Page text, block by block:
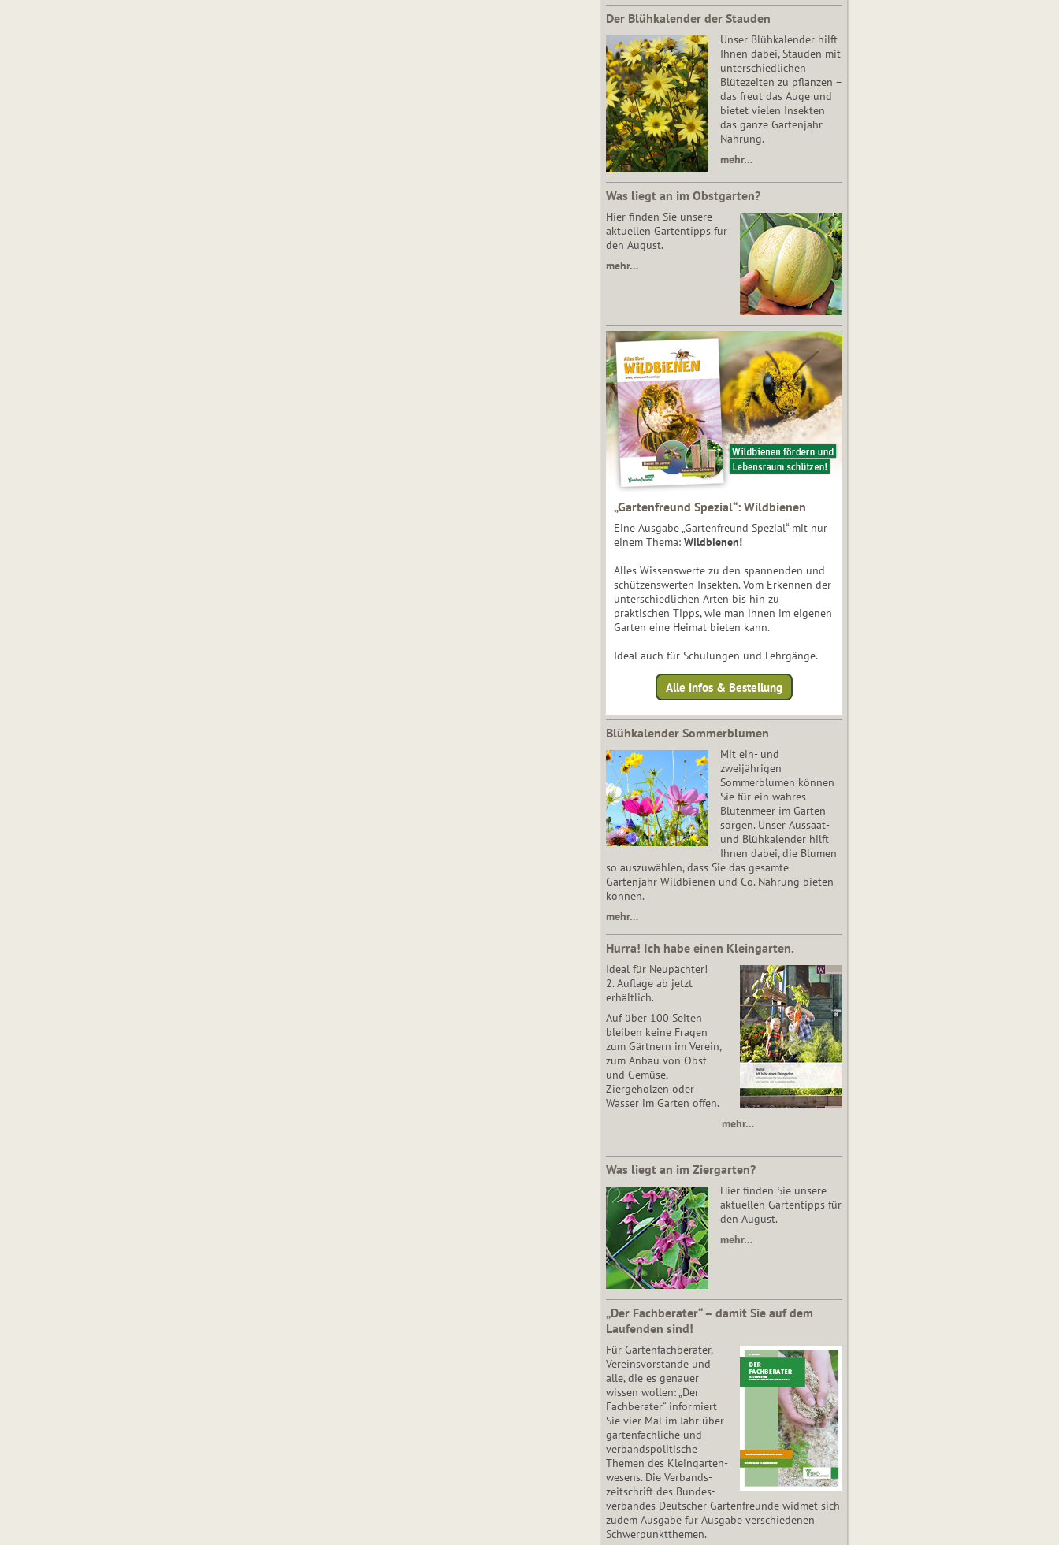
Der Blühkalender der Stauden
Unser Blühkalender hilft
Ihnen dabei, Stauden mit
unterschiedlichen
Blütezeiten zu pflanzen –
das freut das Auge und
bietet vielen Insekten
das ganze Gartenjahr
Nahrung.
mehr…
Was liegt an im Obstgarten?
Hier finden Sie unsere
aktuellen Gartentipps für
den August.
mehr…
„Gartenfreund Spezial“: Wildbienen
Eine Ausgabe „Gartenfreund Spezial“ mit nur
einem Thema: Wildbienen!
Alles Wissenswerte zu den spannenden und
schützenswerten Insekten. Vom Erkennen der
unterschiedlichen Arten bis hin zu
praktischen Tipps, wie man ihnen im eigenen
Garten eine Heimat bieten kann.
Ideal auch für Schulungen und Lehrgänge.
Alle Infos & Bestellung
Blühkalender Sommerblumen
Mit ein- und
zweijährigen
Sommerblumen können
Sie für ein wahres
Blütenmeer im Garten
sorgen. Unser Aussaat-
und Blühkalender hilft
Ihnen dabei, die Blumen
so auszuwählen, dass Sie das gesamte
Gartenjahr Wildbienen und Co. Nahrung bieten
können.
mehr…
Hurra! Ich habe einen Kleingarten.
Ideal für Neupächter!
2. Auflage ab jetzt
erhältlich.
Auf über 100 Seiten
bleiben keine Fragen
zum Gärtnern im Verein,
zum Anbau von Obst
und Gemüse,
Ziergehölzen oder
Wasser im Garten offen.
mehr…
Was liegt an im Ziergarten?
Hier finden Sie unsere
aktuellen Gartentipps für
den August.
mehr…
„Der Fachberater“ – damit Sie auf dem
Laufenden sind!
Für Gartenfachberater,
Vereinsvorstände und
alle, die es genauer
wissen wollen: „Der
Fachberater“ informiert
Sie vier Mal im Jahr über
gartenfachliche und
verbandspolitische
Themen des Klein­gar­ten­
wesens. Die Ver­bands­
zeit­schrift des Bun­des­
ver­ban­des Deutscher Gartenfreunde widmet sich
zudem Ausgabe für Ausgabe verschiedenen
Schwer­punkt­the­men.